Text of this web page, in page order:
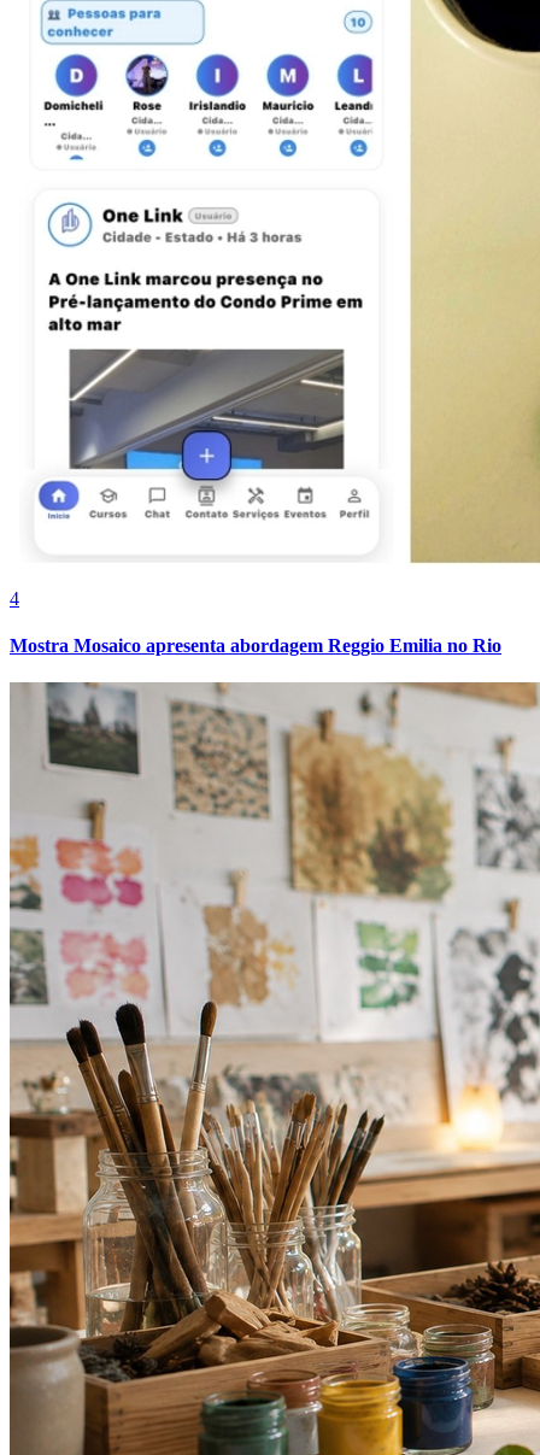
Athletico-PR
Bragantino
4
Mostra Mosaico apresenta abordagem Reggio Emilia no Rio